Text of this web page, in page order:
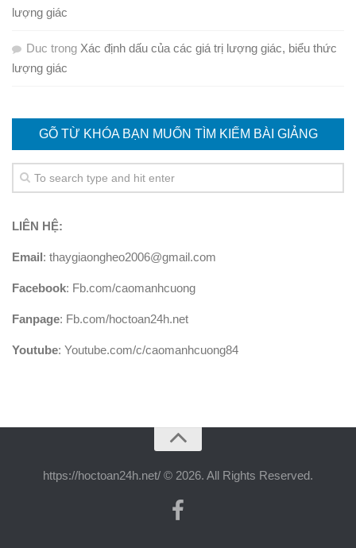
lượng giác
Duc trong Xác định dấu của các giá trị lượng giác, biểu thức
lượng giác
GÕ TỪ KHÓA BẠN MUỐN TÌM KIẾM BÀI GIẢNG
LIÊN HỆ:
Email: thaygiaongheo2006@gmail.com
Facebook: Fb.com/caomanhcuong
Fanpage: Fb.com/hoctoan24h.net
Youtube: Youtube.com/c/caomanhcuong84
https://hoctoan24h.net/ © 2026. All Rights Reserved.